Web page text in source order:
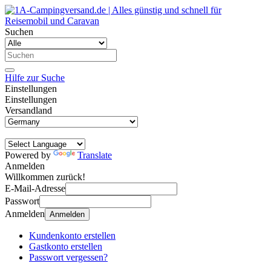
Suchen
Hilfe zur Suche
Einstellungen
Einstellungen
Versandland
Powered by
Translate
Anmelden
Willkommen zurück!
E-Mail-Adresse
Passwort
Anmelden Anmelden
Kundenkonto erstellen
Gastkonto erstellen
Passwort vergessen?